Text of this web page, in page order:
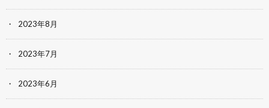
2023年8月
2023年7月
2023年6月